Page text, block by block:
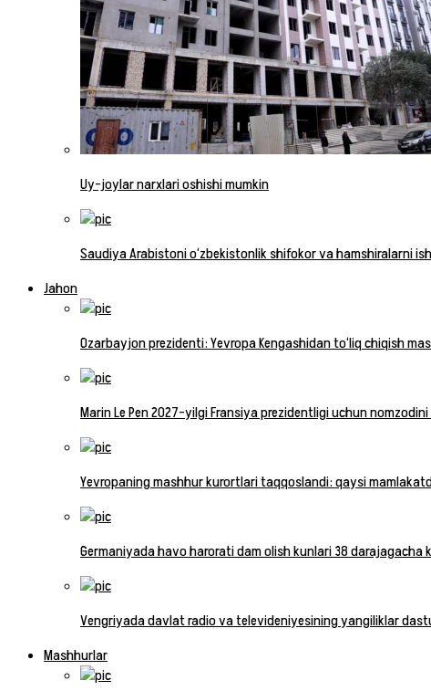
Uy-joylar narxlari oshishi mumkin
Saudiya Arabistoni o‘zbekistonlik shifokor va hamshiralarni
Jahon
Ozarbayjon prezidenti: Yevropa Kengashidan to‘liq chiqish
Marin Le Pen 2027-yilgi Fransiya prezidentligi uchun nomzodini
Yevropaning mashhur kurortlari taqqoslandi: qaysi
Germaniyada havo harorati dam olish kunlari 38 darajagacha
Vengriyada davlat radio va televideniyesining yangiliklar
Mashhurlar